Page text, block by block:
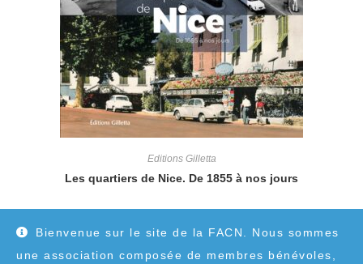
Bienvenue sur le site de la FACN. Nous sommes
une association composée de membres bénévoles,
Editions Gilletta
Les quartiers de Nice. De 1855 à nos jours